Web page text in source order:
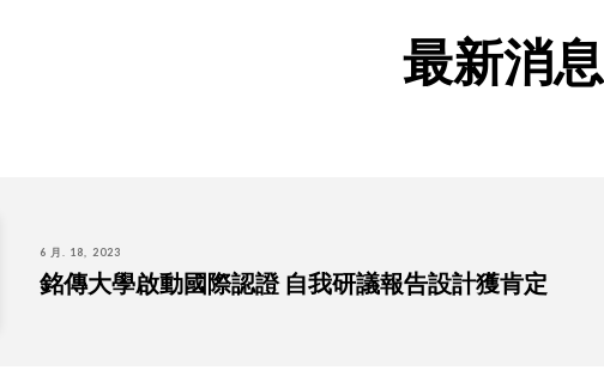
最新消息
6 月. 18, 2023
銘傳大學啟動國際認證 自我研議報告設計獲肯定